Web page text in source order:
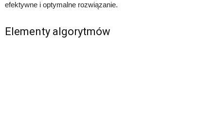
efektywne i optymalne rozwiązanie.
Elementy algorytmów